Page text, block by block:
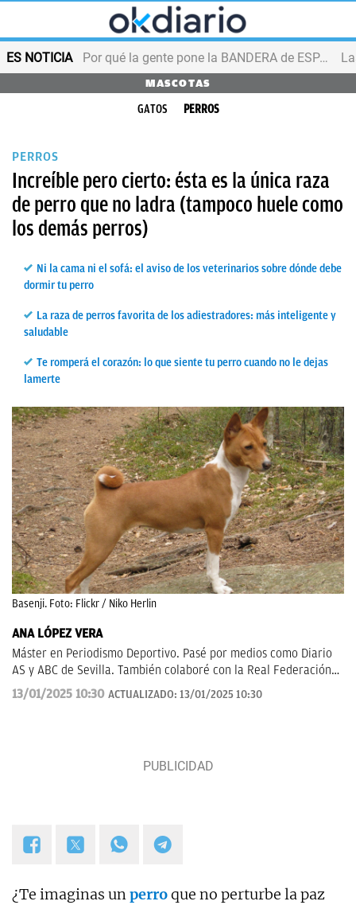
ES NOTICIA Por qué la gente pone la BANDERA de ESPAÑA en el balcón
MASCOTAS
GATOS PERROS
PERROS
Increíble pero cierto: ésta es la única raza
de perro que no ladra (tampoco huele como
los demás perros)
Ni la cama ni el sofá: el aviso de los veterinarios sobre dónde debe
dormir tu perro
La raza de perros favorita de los adiestradores: más inteligente y
saludable
Te romperá el corazón: lo que siente tu perro cuando no le dejas
lamerte
Basenji. Foto: Flickr / Niko Herlin
ANA LÓPEZ VERA
Máster en Periodismo Deportivo. Pasé por medios como Diario
AS y ABC de Sevilla. También colaboré con la Real Federación
de Fútbol Andaluza.
13/01/2025 10:30 ACTUALIZADO: 13/01/2025 10:30
¿Te imaginas unperroque no perturbe la paz